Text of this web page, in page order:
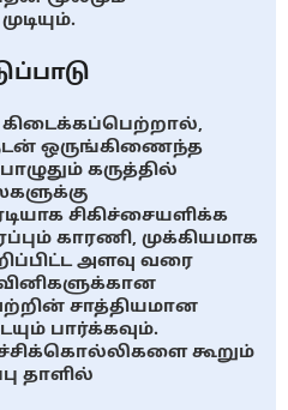
கிடைக்கப்பெற்றால்,
ஒருங்கிணைந்த
கருத்தில்
சிகிச்சையளிக்க
காரணி, முக்கியமாக
அளவு வரை
சாத்தியமான
பார்க்கவும்.
கூறும்
தாளில்